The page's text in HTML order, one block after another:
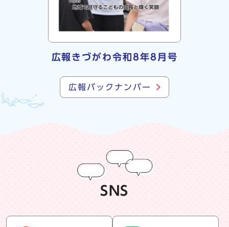
広報きづがわ令和8年8月号
広報バックナンバー
SNS
snsリスト